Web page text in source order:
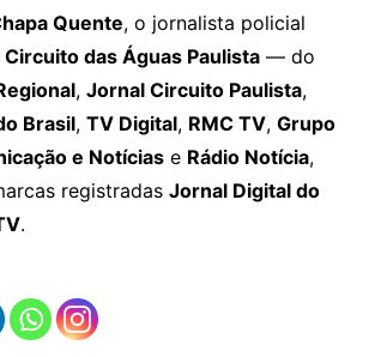
Quente, o jornalista policial
Circuito das Águas Paulista— do
, Jornal Circuito Paulista,
Brasil, TV Digital, RMC TV, Grupo
e Notíciase Rádio Notícia,
registradas Jornal Digital do
.